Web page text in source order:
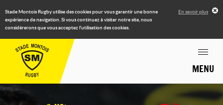
Stade Montois Rugby utilise des cookies pour vous garantir une bonne
expérience de navigation. Si vous continuez à visiter notre site, nous
considérerons que vous acceptez l'utilisation des cookies.
En savoir plus
MENU